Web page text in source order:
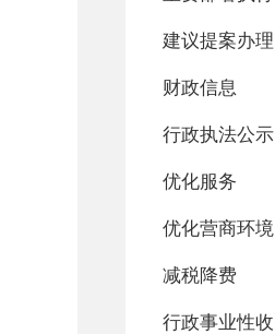
建议提案办理
财政信息
行政执法公示
优化服务
优化营商环境
减税降费